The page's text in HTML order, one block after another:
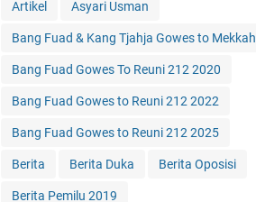
Artikel Asyari Usman
Bang Fuad & Kang Tjahja Gowes to Mekkah
Bang Fuad Gowes To Reuni 212 2020
Bang Fuad Gowes to Reuni 212 2022
Bang Fuad Gowes to Reuni 212 2025
Berita Berita Duka Berita Oposisi
Berita Pemilu 2019